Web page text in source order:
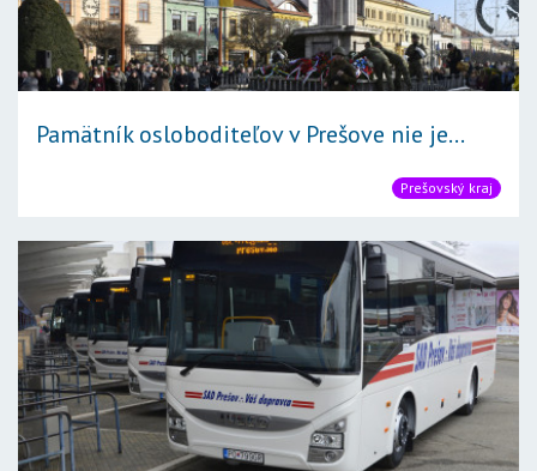
Pamätník osloboditeľov v Prešove nie je...
Prešovský kraj